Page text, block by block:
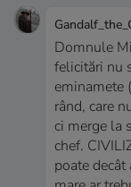
Domnule
felicitări nu
eminamete
rând, care
ci merge la
chef.
poate decât